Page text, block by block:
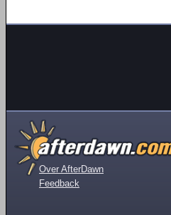
Over AfterDawn
Feedback